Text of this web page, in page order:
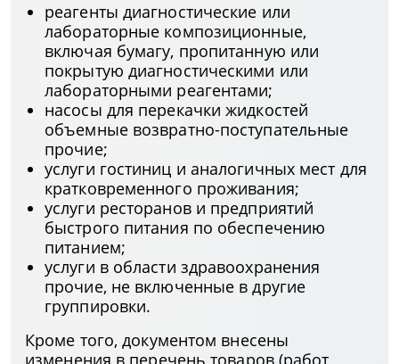
реагенты диагностические или
лабораторные композиционные,
включая бумагу, пропитанную или
покрытую диагностическими или
лабораторными реагентами;
насосы для перекачки жидкостей
объемные возвратно-поступательные
прочие;
услуги гостиниц и аналогичных мест для
кратковременного проживания;
услуги ресторанов и предприятий
быстрого питания по обеспечению
питанием;
услуги в области здравоохранения
прочие, не включенные в другие
группировки.
Кроме того, документом внесены
изменения в перечень товаров (работ,